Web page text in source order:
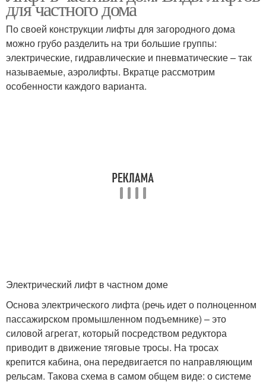
Гидравлический лифт
для частного дома
По своей конструкции лифты для загородного дома
можно грубо разделить на три большие группы:
электрические, гидравлические и пневматические – так
называемые, аэролифты. Вкратце рассмотрим
особенности каждого варианта.
Электрический лифт в частном доме
Основа электрического лифта (речь идет о полноценном
пассажирском промышленном подъемнике) – это
силовой агрегат, который посредством редуктора
приводит в движение тяговые тросы. На тросах
крепится кабина, она передвигается по направляющим
рельсам. Такова схема в самом общем виде: о системе